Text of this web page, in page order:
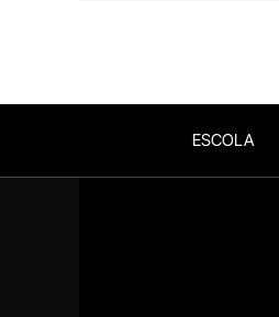
ESCOLA